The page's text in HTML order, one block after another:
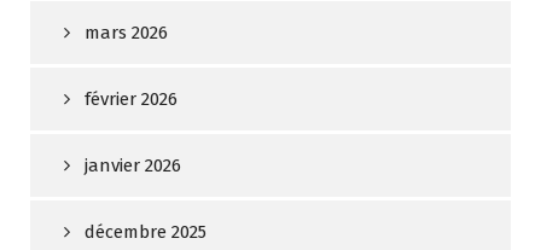
mars 2026
février 2026
janvier 2026
décembre 2025